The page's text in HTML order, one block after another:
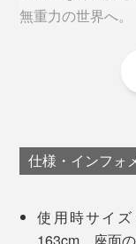
添える。この時
2. 肘掛けを斜め
3. 必ず背もたれ
好みの角度に倒す
なんと、エベレ
もにするほど、
ブランドだった
導入された背景
外家具のファース
無重力の世界へ。
仕様・インフォ
使用時サイ